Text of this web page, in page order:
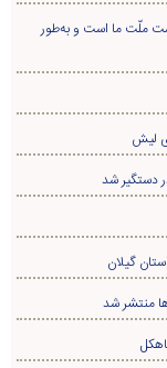
ملّت ما است و به‌طور
لیش
گیلان
منتشر شد